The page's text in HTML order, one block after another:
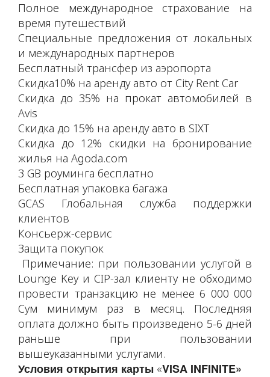
Полное международное страхование на
время путешествий
Специальные предложения от локальных
и международных партнеров
Бесплатный трансфер из аэропорта
Скидка10% на аренду авто от City Rent Car
Скидка до 35% на прокат автомобилей в
Avis
Скидка до 15% на аренду авто в SIXT
Скидка до 12% скидки на бронирование
жилья на Agoda.com
3 GB роуминга бесплатно
Бесплатная упаковка багажа
GCAS Глобальная служба поддержки
клиентов
Консьерж-сервис
Защита покупок
Примечание: при пользовании услугой в
Lounge Key и CIP-зал клиенту не обходимо
провести транзакцию не менее 6 000 000
Сум минимум раз в месяц. Последняя
оплата должно быть произведено 5-6 дней
раньше при пользовании
вышеуказанными услугами.
Условия открытия карты «VISA INFINITE»